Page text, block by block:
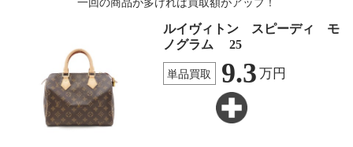
一回の商品が多ければ買取額がアップ！
ルイヴィトン スピーディ モ
ノグラム 25
単品買取 9.3 万円